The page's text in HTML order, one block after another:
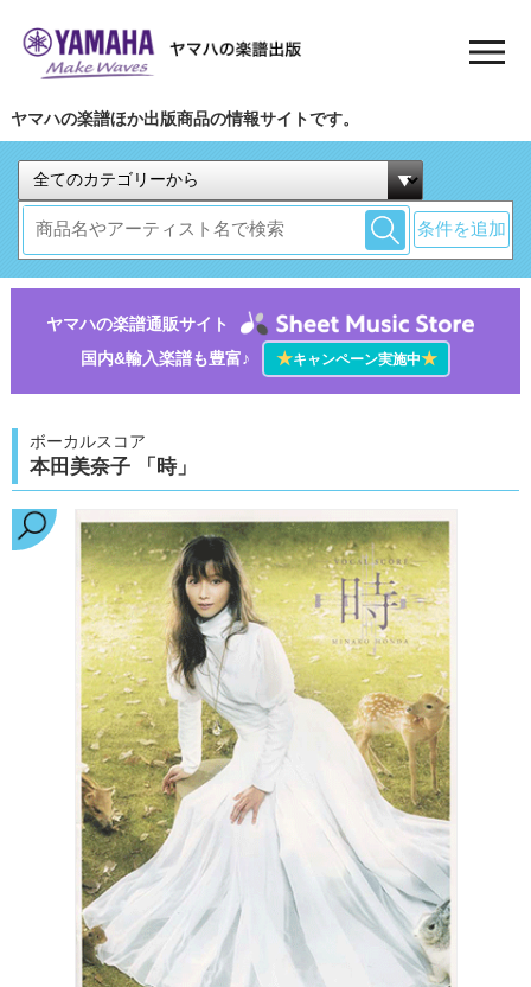
ヤマハの楽譜ほか出版商品の情報サイトです。
条件を追加
ヤマハの楽譜通販サイト
国内&輸入楽譜も豊富♪
★キャンペーン実施中★
ボーカルスコア
本田美奈子 「時」